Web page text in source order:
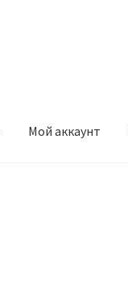
Мой аккаунт